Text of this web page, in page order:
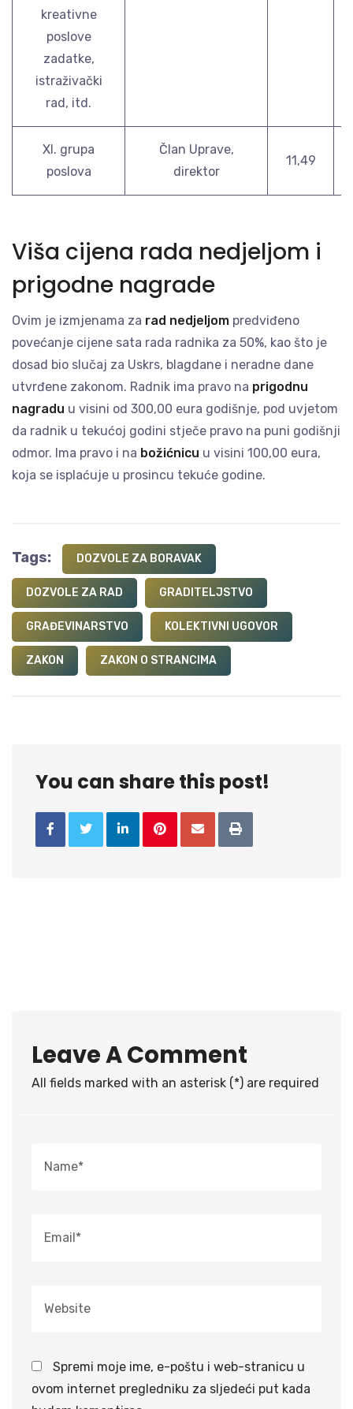
kreativne
poslove
zadatke,
istraživački
rad, itd.
XI. grupa
poslova
Član Uprave,
direktor
11,49
Viša cijena rada nedjeljom i
prigodne nagrade
Ovim je izmjenama za rad nedjeljom predviđeno
povećanje cijene sata rada radnika za 50%, kao što je
dosad bio slučaj za Uskrs, blagdane i neradne dane
utvrđene zakonom. Radnik ima pravo na prigodnu
nagradu u visini od 300,00 eura godišnje, pod uvjetom
da radnik u tekućoj godini stječe pravo na puni godišnji
odmor. Ima pravo i na božićnicu u visini 100,00 eura,
koja se isplaćuje u prosincu tekuće godine.
Tags: DOZVOLE ZA BORAVAK
DOZVOLE ZA RAD GRADITELJSTVO
GRAĐEVINARSTVO KOLEKTIVNI UGOVOR
ZAKON ZAKON O STRANCIMA
You can share this post!
Leave A Comment
All fields marked with an asterisk (*) are required
Spremi moje ime, e-poštu i web-stranicu u
ovom internet pregledniku za sljedeći put kada